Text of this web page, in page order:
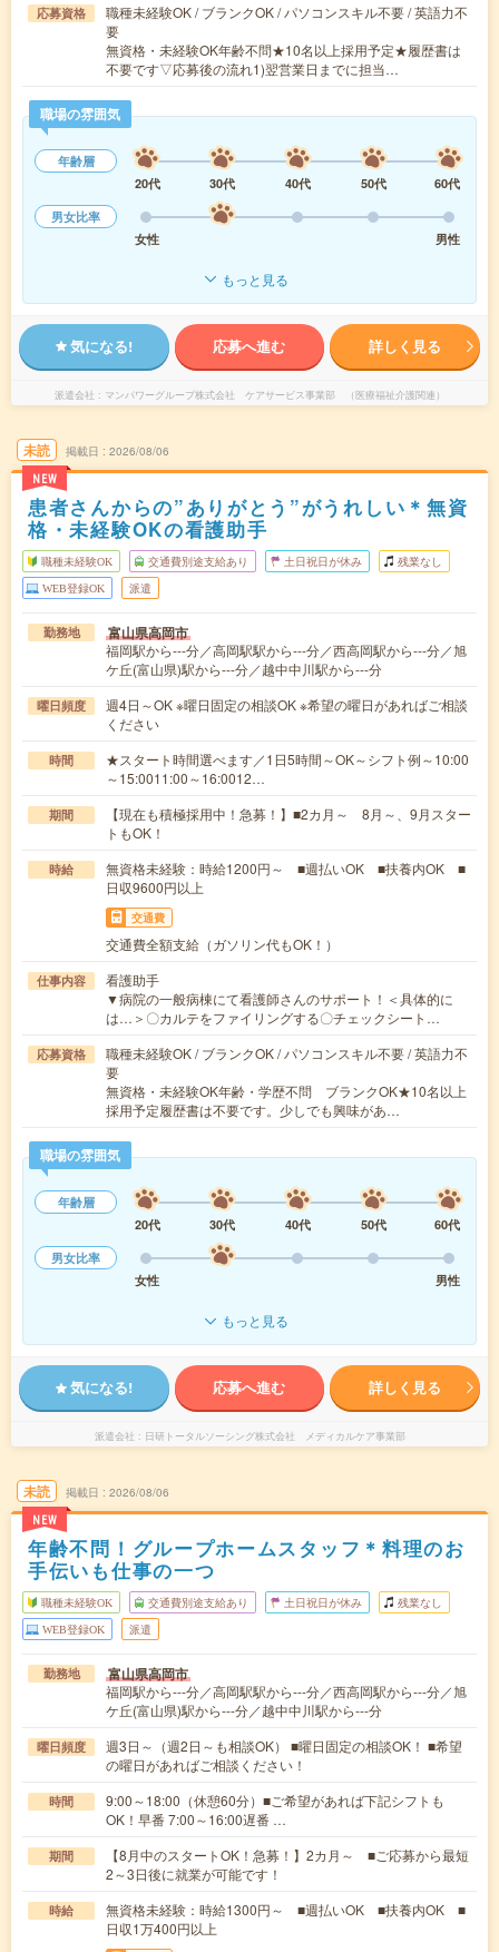
応募資格
職種未経験OK / ブランクOK / パソコンスキル不要 / 英語力不
要
無資格・未経験OK年齢不問★10名以上採用予定★履歴書は
不要です▽応募後の流れ1)翌営業日までに担当…
職場の雰囲気
年齢層
20代
30代 40代 50代
60代
男女比率
女性
男性
もっと見る
気になる! 応募へ進む 詳しく見る
派遣会社 マンパワーグループ株式会社 ケアサービス事業部 （医療福祉介護関連）
未読
NEW
掲載日 2026/08/06
患者さんからの”ありがとう”がうれしい＊無資
格・未経験OKの看護助手
職種未経験OK 交通費別途支給あり 土日祝日が休み 残業なし
WEB登録OK 派遣
勤務地 富山県高岡市
福岡駅から---分／高岡駅駅から---分／西高岡駅から---分／旭
ケ丘(富山県)駅から---分／越中中川駅から---分
曜日頻度
週4日～OK ※曜日固定の相談OK ※希望の曜日があればご相談
ください
時間
★スタート時間選べます／1日5時間～OK～シフト例～10:00
～15:0011:00～16:0012…
期間
【現在も積極採用中！急募！】■2カ月～ 8月～、9月スター
トもOK！
時給
無資格未経験：時給1200円～ ■週払いOK ■扶養内OK ■
日収9600円以上
交通費
交通費全額支給（ガソリン代もOK！）
仕事内容
看護助手
▼病院の一般病棟にて看護師さんのサポート！＜具体的に
は…＞〇カルテをファイリングする〇チェックシート…
応募資格
職種未経験OK / ブランクOK / パソコンスキル不要 / 英語力不
要
無資格・未経験OK年齢・学歴不問 ブランクOK★10名以上
採用予定履歴書は不要です。少しでも興味があ…
職場の雰囲気
年齢層
20代
30代 40代 50代
60代
男女比率
女性
男性
もっと見る
気になる! 応募へ進む 詳しく見る
派遣会社 日研トータルソーシング株式会社 メディカルケア事業部
未読
NEW
掲載日 2026/08/06
年齢不問！グループホームスタッフ＊料理のお
手伝いも仕事の一つ
職種未経験OK 交通費別途支給あり 土日祝日が休み 残業なし
WEB登録OK 派遣
勤務地 富山県高岡市
福岡駅から---分／高岡駅駅から---分／西高岡駅から---分／旭
ケ丘(富山県)駅から---分／越中中川駅から---分
曜日頻度
週3日～（週2日～も相談OK） ■曜日固定の相談OK！ ■希望
の曜日があればご相談ください！
時間
9:00～18:00（休憩60分）■ご希望があれば下記シフトも
OK！早番 7:00～16:00遅番 …
期間
【8月中のスタートOK！急募！】2カ月～ ■ご応募から最短
2～3日後に就業が可能です！
時給
無資格未経験：時給1300円～ ■週払いOK ■扶養内OK ■
日収1万400円以上